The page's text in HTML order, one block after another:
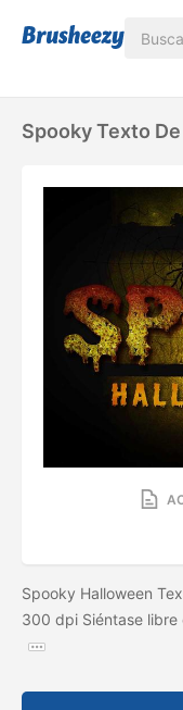
Spooky Texto
Spooky Halloween
300 dpi Siéntase